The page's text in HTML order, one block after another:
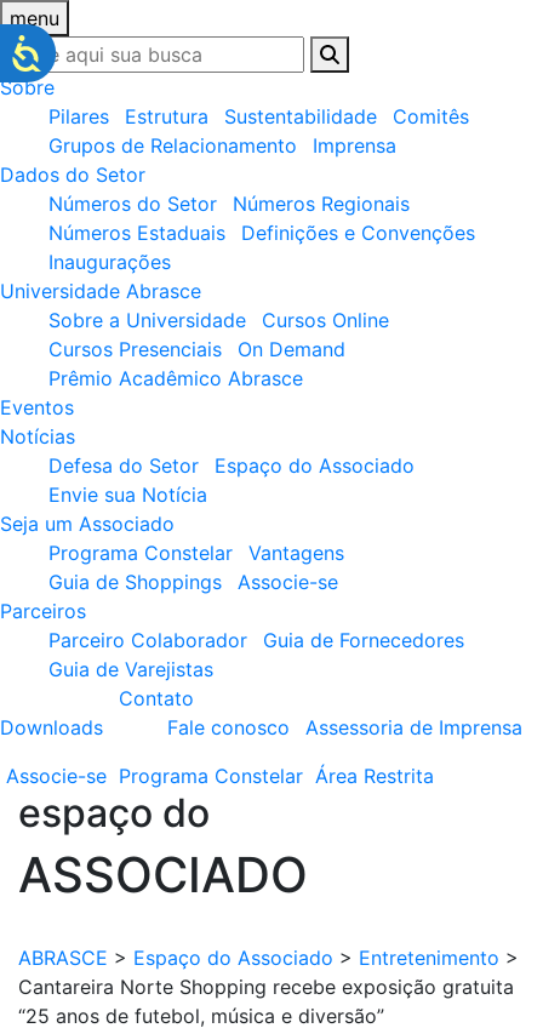
menu
Sobre
Pilares
Estrutura Sustentabilidade
Comitês
Grupos de Relacionamento
Imprensa
Dados do Setor
Números do Setor
Números Regionais
Números Estaduais
Definições e Convenções
Inaugurações
Universidade Abrasce
Sobre a Universidade
Cursos Online
Cursos Presenciais
On Demand
Prêmio Acadêmico Abrasce
Eventos
Notícias
Defesa do Setor
Espaço do Associado
Envie sua Notícia
Seja um Associado
Programa Constelar
Vantagens
Guia de Shoppings
Associe-se
Parceiros
Parceiro Colaborador
Guia de Fornecedores
Guia de Varejistas
Downloads
Contato
Fale conosco
Assessoria de Imprensa
Associe-se Programa Constelar Área Restrita
espaço do
ASSOCIADO
ABRASCE > Espaço do Associado > Entretenimento >
Cantareira Norte Shopping recebe exposição gratuita
“25 anos de futebol, música e diversão”